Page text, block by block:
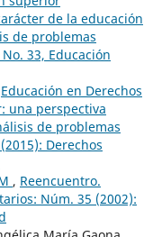
de la educación
de problemas
33, Educación
Educación en Derechos
una perspectiva
de problemas
Derechos
, Reencuentro.
Núm. 35 (2002):